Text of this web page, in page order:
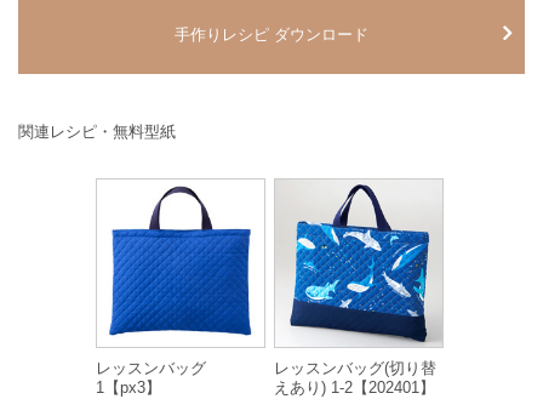
手作りレシピ ダウンロード
関連レシピ・無料型紙
レッスンバッグ
1【px3】
レッスンバッグ(切り替
えあり) 1-2【202401】